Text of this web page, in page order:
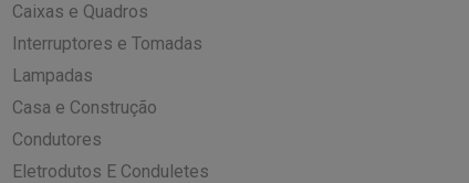
Caixas e Quadros
Interruptores e Tomadas
Lampadas
Casa e Construção
Condutores
Eletrodutos E Conduletes